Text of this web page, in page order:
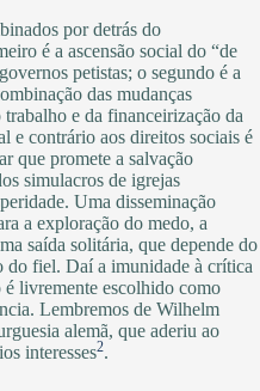
por detrás do
é a ascensão social do “de
petistas; o segundo é a
das mudanças
e da financeirização da
e contrário aos direitos sociais é
que promete a salvação
simulacros de igrejas
Uma disseminação
a exploração do medo, a
saída solitária, que depende do
do fiel. Daí a imunidade à crítica
livremente escolhido como
Lembremos de Wilhelm
alemã, que aderiu ao
interesses2.